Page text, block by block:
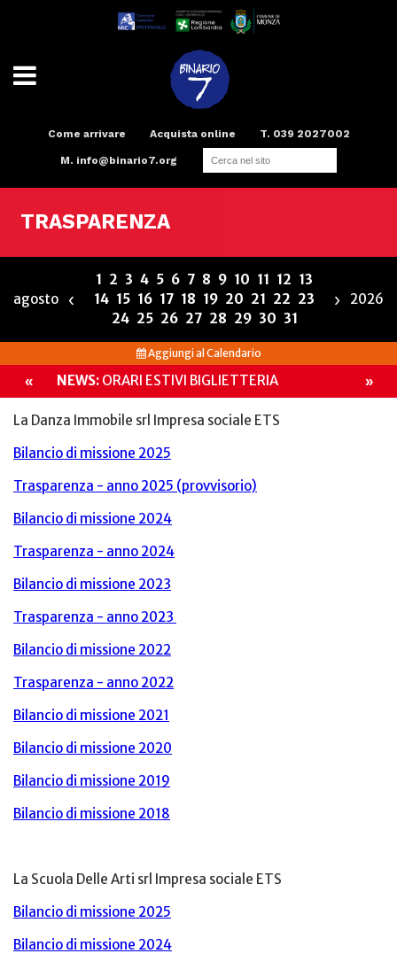
Come arrivare Acquista online T. 039 2027002
M. info@binario7.org
TRASPARENZA
agosto ‹
1 2 3 4 5 6 7 8 9 10 11 12 13
14 15 16 17 18 19 20 21 22 23
24 25 26 27 28 29 30 31
› 2026
Aggiungi al Calendario
« NEWS: ORARI ESTIVI BIGLIETTERIA »
La Danza Immobile srl Impresa sociale ETS
Bilancio di missione 2025
Trasparenza - anno 2025 (provvisorio)
Bilancio di missione 2024
Trasparenza - anno 2024
Bilancio di missione 2023
Trasparenza - anno 2023
Bilancio di missione 2022
Trasparenza - anno 2022
Bilancio di missione 2021
Bilancio di missione 2020
Bilancio di missione 2019
Bilancio di missione 2018
La Scuola Delle Arti srl Impresa sociale ETS
Bilancio di missione 2025
Bilancio di missione 2024